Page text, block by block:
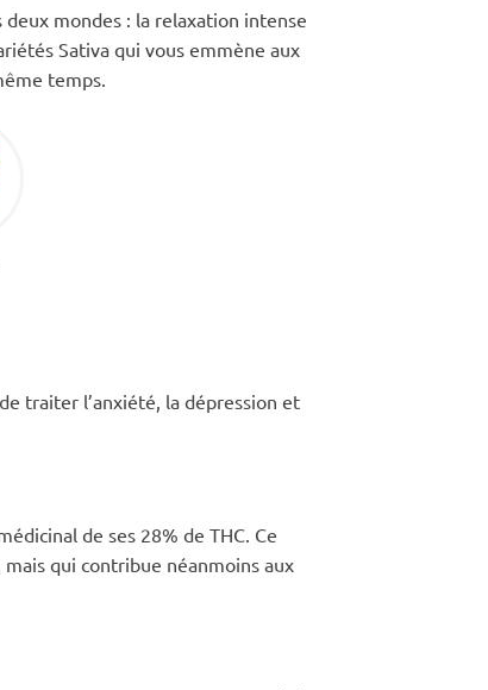
mondes : la relaxation intense
Sativa qui vous emmène aux
temps.
traiter l’anxiété, la dépression et
de ses 28% de THC. Ce
qui contribue néanmoins aux